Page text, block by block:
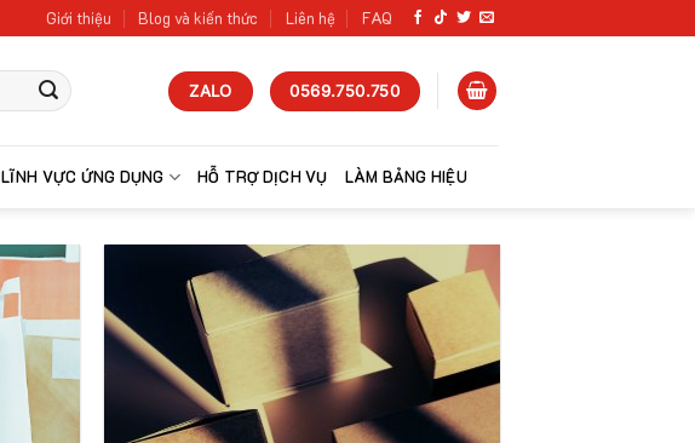
Giới thiệu Blog và kiến thức Liên hệ FAQ
ZALO 0569.750.750
LĨNH VỰC ỨNG DỤNG HỖ TRỢ DỊCH VỤ LÀM BẢNG HIỆU